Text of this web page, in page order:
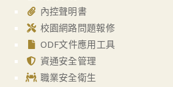
內控聲明書
校園網路問題報修
ODF文件應用工具
資通安全管理
職業安全衛生